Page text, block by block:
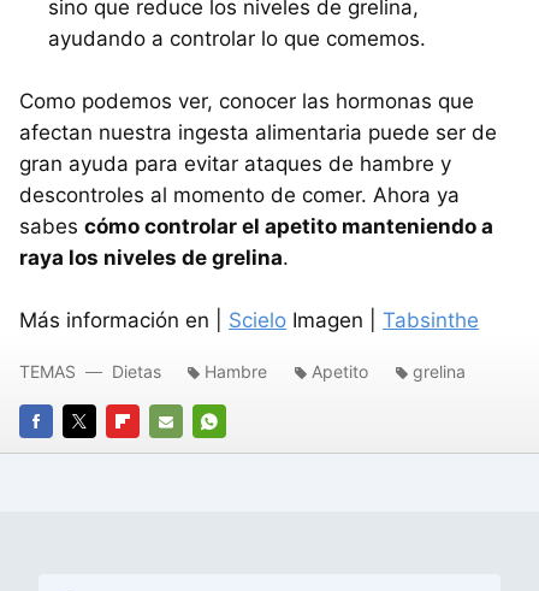
sino que reduce los niveles de grelina,
ayudando a controlar lo que comemos.
Como podemos ver, conocer las hormonas que
afectan nuestra ingesta alimentaria puede ser de
gran ayuda para evitar ataques de hambre y
descontroles al momento de comer. Ahora ya
sabes cómo controlar el apetito manteniendo a
raya los niveles de grelina.
Más información en | Scielo Imagen | Tabsinthe
FACEBOOK
TWITTERFLIPBOARD
E-
WHATSAPP
TEMAS Dietas Hambre Apetito grelina